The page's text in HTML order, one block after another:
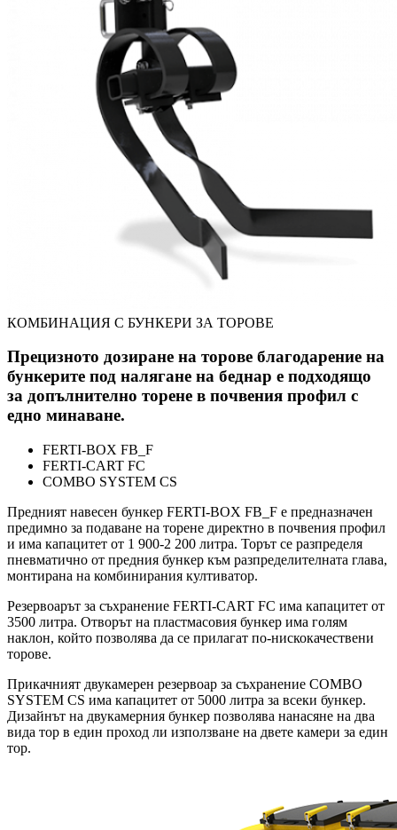
КОМБИНАЦИЯ С БУНКЕРИ ЗА ТОРОВЕ
Прецизното дозиране на торове благодарение на
бункерите под налягане на беднар е подходящо
за допълнително торене в почвения профил с
едно минаване.
FERTI-BOX FB_F
FERTI-CART FC
COMBO SYSTEM CS
Предният навесен бункер FERTI-BOX FB_F е предназначен
предимно за подаване на торене директно в почвения профил
и има капацитет от 1 900-2 200 литра. Торът се разпределя
пневматично от предния бункер към разпределителната глава,
монтирана на комбинирания култиватор.
Резервоарът за съхранение FERTI-CART FC има капацитет от
3500 литра. Отворът на пластмасовия бункер има голям
наклон, който позволява да се прилагат по-нискокачествени
торове.
Прикачният двукамерен резервоар за съхранение COMBO
SYSTEM CS има капацитет от 5000 литра за всеки бункер.
Дизайнът на двукамерния бункер позволява нанасяне на два
вида тор в един проход ли използване на двете камери за един
тор.